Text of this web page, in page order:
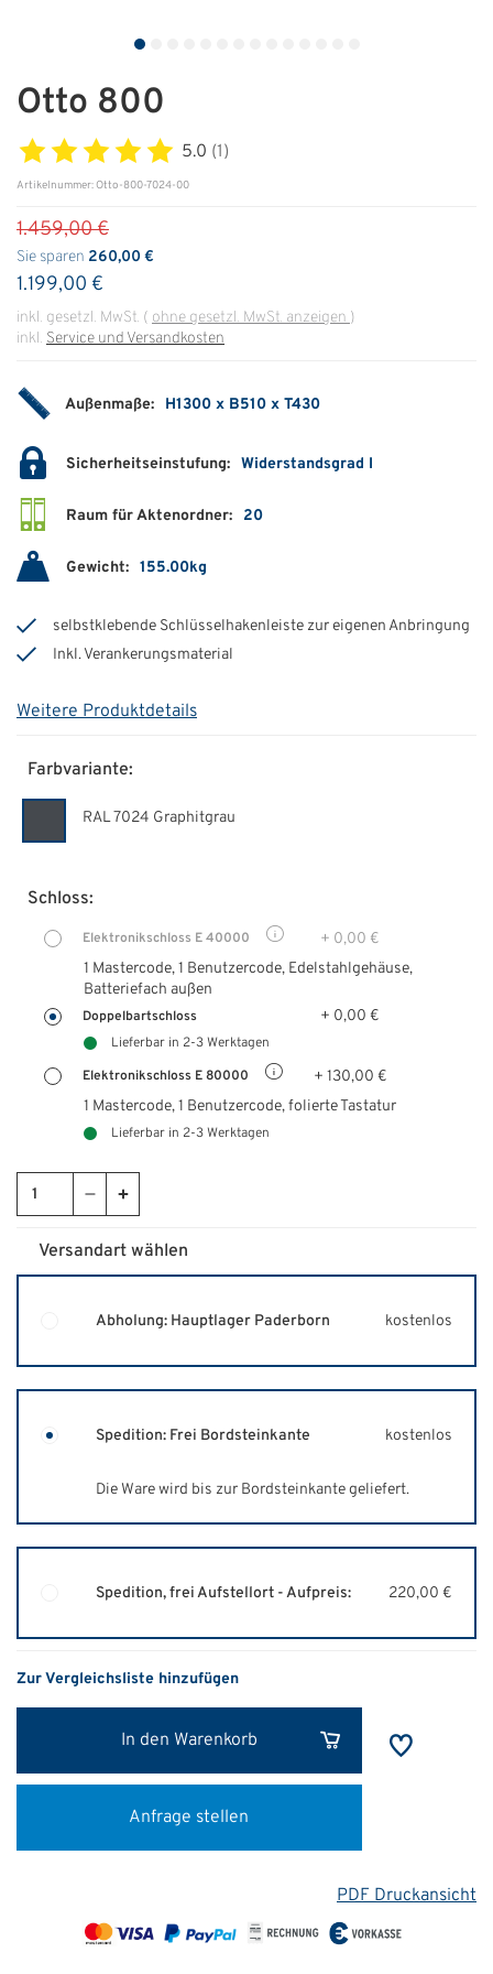
Über uns
Filialen
Messen & Events
Presse
Qualitätspolitik
Karriere
Partner
Geschichte
Otto 800
5.0 (1)
Artikelnummer: Otto-800-7024-00
1.459,00 €
Sie sparen 260,00 €
1.199,00 €
inkl. gesetzl. MwSt. ( ohne gesetzl. MwSt. anzeigen )
inkl. Service und Versandkosten
Außenmaße: H1300 x B510 x T430
Sicherheitseinstufung: Widerstandsgrad I
Raum für Aktenordner: 20
Gewicht: 155.00kg
selbstklebende Schlüsselhakenleiste zur eigenen Anbringung
Inkl. Verankerungsmaterial
Weitere Produktdetails
Farbvariante:
RAL 7024 Graphitgrau
Schloss:
Elektronikschloss E 40000
+ 0,00 €
1 Mastercode, 1 Benutzercode, Edelstahlgehäuse,
Batteriefach außen
Doppelbartschloss + 0,00 €
Lieferbar in 2-3 Werktagen
Elektronikschloss E 80000
+ 130,00 €
1 Mastercode, 1 Benutzercode, folierte Tastatur
Lieferbar in 2-3 Werktagen
Versandart wählen
Abholung: Hauptlager Paderborn kostenlos
Spedition: Frei Bordsteinkante kostenlos
Die Ware wird bis zur Bordsteinkante geliefert.
Spedition, frei Aufstellort - Aufpreis: 220,00 €
Zur Vergleichsliste hinzufügen
In den Warenkorb
Anfrage stellen
PDF Druckansicht